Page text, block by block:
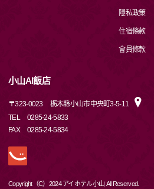
隱私政策
住宿條款
會員條款
小山AI飯店
〒323-0023
栃木縣小山市中央町3-5-11
TEL
0285-24-5833
FAX
0285-24-5834
Copyright（C）2024 アイホテル小山 All Reserved.